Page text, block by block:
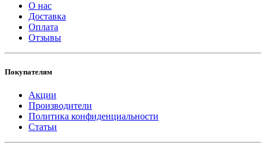
О нас
Доставка
Оплата
Отзывы
Покупателям
Акции
Производители
Политика конфиденциальности
Статьи